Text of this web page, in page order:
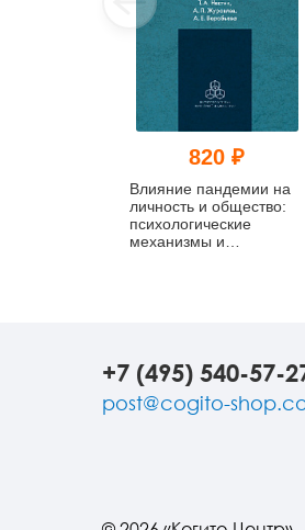
820 ₽
Влияние пандемии на
личность и общество:
психологические
механизмы и
+7 (495) 540-57-
post@cogito-